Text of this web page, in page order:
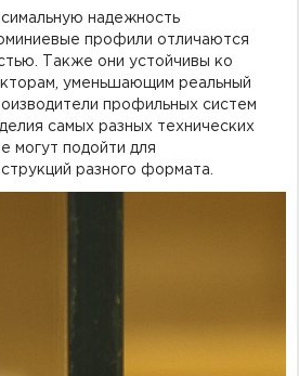
надежность
профили отличаются
. Также они устойчивы ко
уменьшающим реальный
профильных систем
самых разных технических
могут подойти для
разного формата.